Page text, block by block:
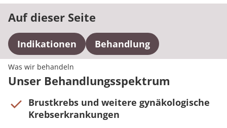
Auf dieser Seite
Indikationen Behandlung
Was wir behandeln
Unser Behandlungsspektrum
Brustkrebs und weitere gynäkologische
Krebserkrankungen